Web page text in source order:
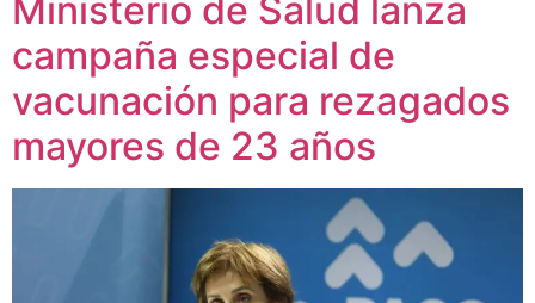
Ministerio de Salud lanza
campaña especial de
vacunación para rezagados
mayores de 23 años